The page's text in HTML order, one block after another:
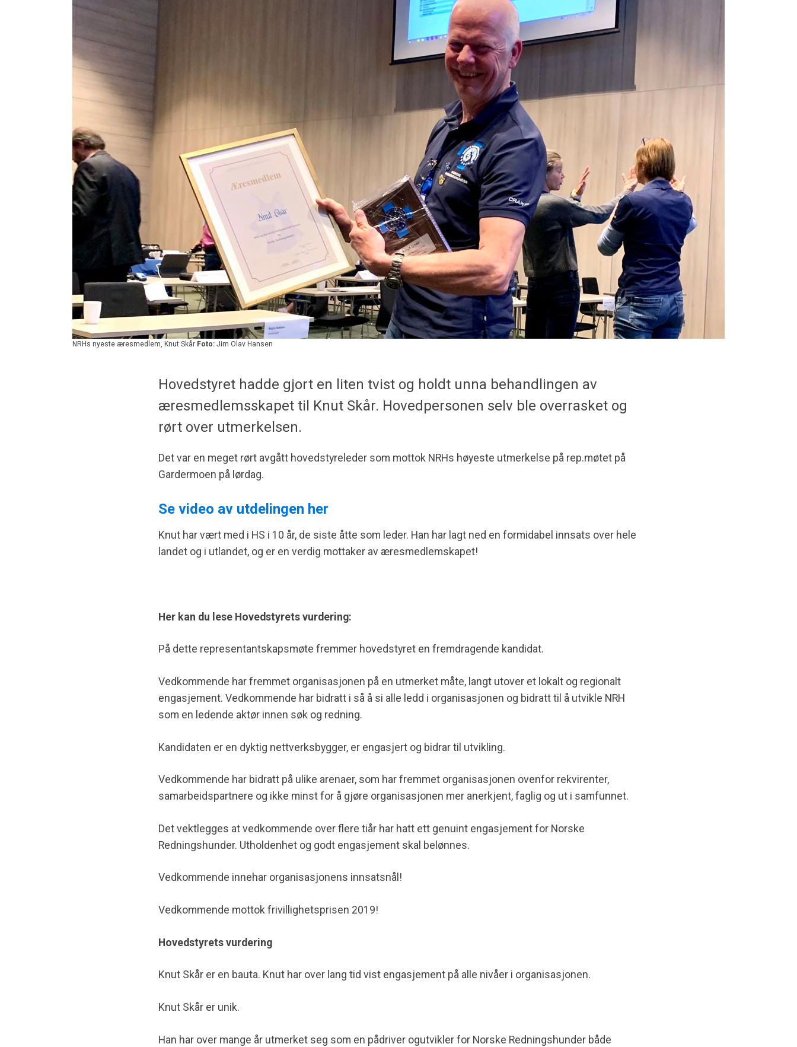
NRHs nyeste æresmedlem, Knut Skår Foto: Jim Olav Hansen
Hovedstyret hadde gjort en liten tvist og holdt unna behandlingen av
æresmedlemsskapet til Knut Skår. Hovedpersonen selv ble overrasket og
rørt over utmerkelsen.
Det var en meget rørt avgått hovedstyreleder som mottok NRHs høyeste utmerkelse på rep.møtet på
Gardermoen på lørdag.
Se video av utdelingen her
Knut har vært med i HS i 10 år, de siste åtte som leder. Han har lagt ned en formidabel innsats over hele
landet og i utlandet, og er en verdig mottaker av æresmedlemskapet!
Her kan du lese Hovedstyrets vurdering:
På dette representantskapsmøte fremmer hovedstyret en fremdragende kandidat.
Vedkommende har fremmet organisasjonen på en utmerket måte, langt utover et lokalt og regionalt
engasjement. Vedkommende har bidratt i så å si alle ledd i organisasjonen og bidratt til å utvikle NRH
som en ledende aktør innen søk og redning.
Kandidaten er en dyktig nettverksbygger, er engasjert og bidrar til utvikling.
Vedkommende har bidratt på ulike arenaer, som har fremmet organisasjonen ovenfor rekvirenter,
samarbeidspartnere og ikke minst for å gjøre organisasjonen mer anerkjent, faglig og ut i samfunnet.
Det vektlegges at vedkommende over flere tiår har hatt ett genuint engasjement for Norske
Redningshunder. Utholdenhet og godt engasjement skal belønnes.
Vedkommende innehar organisasjonens innsatsnål!
Vedkommende mottok frivillighetsprisen 2019!
Hovedstyrets vurdering
Knut Skår er en bauta. Knut har over lang tid vist engasjement på alle nivåer i organisasjonen.
Knut Skår er unik.
Han har over mange år utmerket seg som en pådriver ogutvikler for Norske Redningshunder både